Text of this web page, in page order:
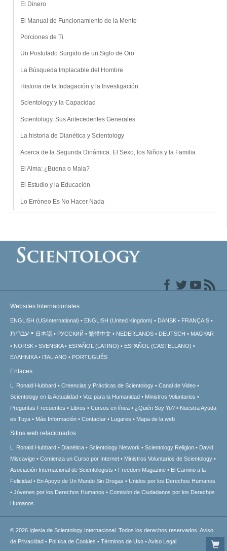
El Dinero
El Manual de Funcionamiento de la Mente
Porciones de Ti
Un Postulado Surgido de un Siglo de Oro
La Búsqueda Implacable del Hombre
Historia de la Indagación y la Investigación
Scientology y la Capacidad
Scientology, Sus Antecedentes Generales
La historia de Dianética y Scientology
Acerca de la Segunda Dinámica: El Sexo, los Niños y la Familia
El Alma: ¿Buena o Mala?
El Estudio y la Educación
Lo Erróneo Es No Hacer Nada
Websites Internacionales
ENGLISH (US/International) ENGLISH (United Kingdom) DANSK FRANÇAIS
עברית 日本語 РУССКИЙ 繁體中文 NEDERLANDS DEUTSCH
MAGYAR
NORSK
SVENSKA ESPAÑOL (LATINO)
ESPAÑOL (CASTELLANO)
ΕΛΛΗΝΙΚA
ITALIANO PORTUGUÊS
Enlaces
L. Ronald Hubbard Creencias y Prácticas de Scientology
Canal de Video
Scientology en la Actualidad
Voz para la Humanidad
Ministros Voluntarios
Preguntas Frecuentes
Libros Cursos en línea ¿Quién Soy Yo?
Nuestra Ayuda
es Tuya
Más Información Contactar Lugares Mapa de la web
Sitios web relacionados
L. Ronald Hubbard Dianética Scientology Network Scientology Religion
David
Miscavige
Comienza un Curso por Internet
Ministros Voluntarios de Scientology
Asociación Internacional de Scientologists
Freedom Magazine
El Camino a la
Felicidad
En Apoyo de Un Mundo Sin Drogas
Unidos por los Derechos Humanos
Jóvenes por los Derechos Humanos
Comisión de Ciudadanos por los Derechos
Humanos
© 2026 Iglesia de Scientology Internacional. Todos los derechos reservados. Aviso
de Privacidad • Política de Cookies • Términos de Uso •Aviso Legal